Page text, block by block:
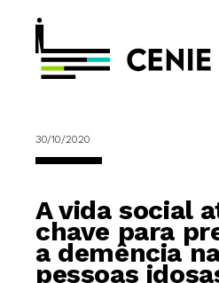
30/10/2020
A vida social
chave para
a demência
pessoas